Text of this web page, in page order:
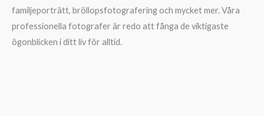
familjeporträtt, bröllopsfotografering och mycket mer. Våra
professionella fotografer är redo att fånga de viktigaste
ögonblicken i ditt liv för alltid.